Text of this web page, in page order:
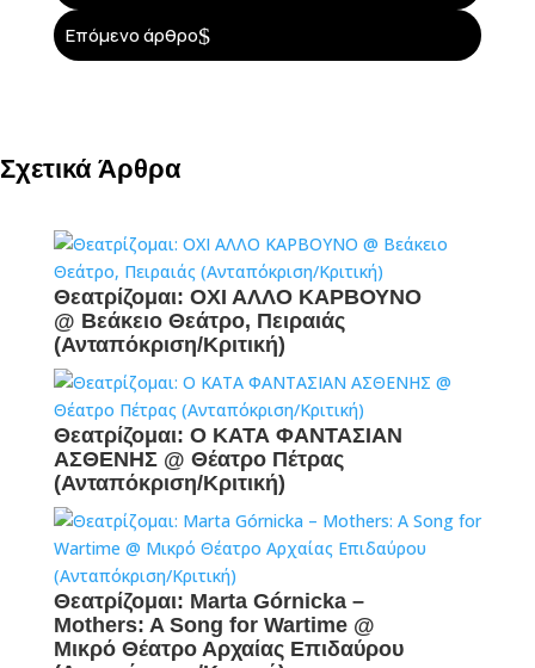
Επόμενο άρθρο$
Σχετικά Άρθρα
Θεατρίζομαι: ΟΧΙ ΑΛΛΟ ΚΑΡΒΟΥΝΟ
@ Βεάκειο Θεάτρο, Πειραιάς
(Ανταπόκριση/Κριτική)
Θεατρίζομαι: Ο ΚΑΤΑ ΦΑΝΤΑΣΙΑΝ
ΑΣΘΕΝΗΣ @ Θέατρο Πέτρας
(Ανταπόκριση/Κριτική)
Θεατρίζομαι: Marta Górnicka –
Mothers: A Song for Wartime @
Μικρό Θέατρο Αρχαίας Επιδαύρου